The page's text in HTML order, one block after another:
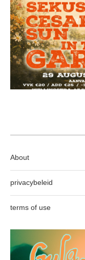
About
privacybeleid
terms of use